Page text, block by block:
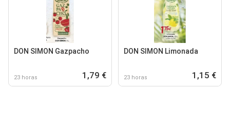
DON SIMON Gazpacho
23 horas 1,79 €
DON SIMON Limonada
23 horas 1,15 €